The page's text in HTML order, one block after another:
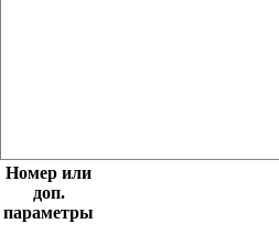
Номер или
доп.
параметры